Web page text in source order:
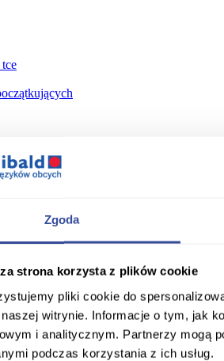
Zgoda
strona korzysta z plików cookie
pliki cookie do
witrynie. Informacje o tym, jak
i analitycznym. Partnerzy mogą
podczas korzystania z ich usług.
cennik 2026